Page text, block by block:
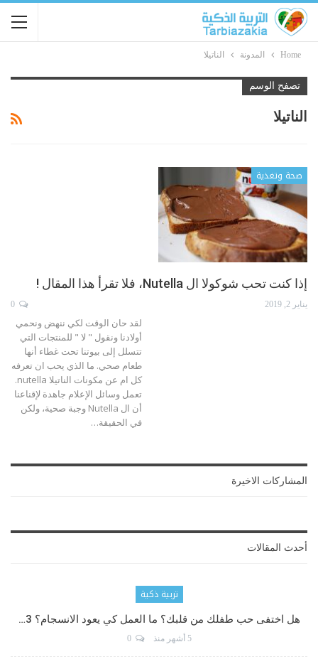
Home المدونة الناتيلا
تصفح الوسم
الناتيلا
صحة وتغذية
إذا كنت تحب شوكولا ال Nutella، فلا تقرأ هذا المقال !
يناير 2, 2019
لقد حان الوقت لكي ننهض ونحمي
أولادنا ونقول " لا " للمنتجات التي
تتسلل إلى بيوتنا تحت غطاء أنها
طعام صحي. ما الذي يحب ان تعرفه
كل ام عن مكونات الناتيلا nutella.
تعمل وسائل الإعلام جاهدة لإقناعنا
أن ال Nutella وجبة صحية، ولكن
في الحقيقة…
المشاركات الاخيرة
أحدث المقالات
تربية ذكية
هل اختفى حب طفلك من قلبك؟ ما العمل كي يعود الانسجام؟ 3…
5 أشهر منذ 0